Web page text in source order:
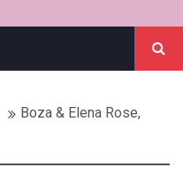
Boza & Elena Rose,